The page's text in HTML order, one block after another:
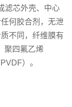
滤芯外壳、中心
何胶合剂，无泄
不同，纤维膜有
聚四氟乙烯
）。